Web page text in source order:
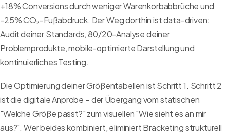
+18% Conversions durch weniger Warenkorbabbrüche und
-25% CO₂-Fußabdruck. Der Weg dorthin ist data-driven:
Audit deiner Standards, 80/20-Analyse deiner
Problemprodukte, mobile-optimierte Darstellung und
kontinuierliches Testing.
Die Optimierung deiner Größentabellen ist Schritt 1. Schritt 2
ist die digitale Anprobe – der Übergang vom statischen
"Welche Größe passt?" zum visuellen "Wie sieht es an mir
aus?". Wer beides kombiniert, eliminiert Bracketing strukturell